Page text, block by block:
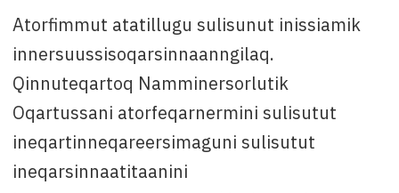
Atorfimmut atatillugu sulisunut inissiamik
innersuussisoqarsinnaanngilaq.
Qinnuteqartoq Namminersorlutik
Oqartussani atorfeqarnermini sulisutut
ineqartinneqareersimaguni sulisutut
ineqarsinnaatitaanini